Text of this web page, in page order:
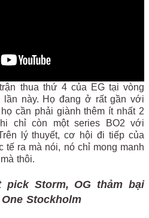
thua thứ 4 của EG tại vòng
lần này. Họ đang ở rất gần với
cần phải giành thêm ít nhất 2
chỉ còn một series BO2 với
lý thuyết, cơ hội đi tiếp của
tế ra mà nói, nó chỉ mong manh
thôi.
pick Storm, OG thảm bại
Stockholm